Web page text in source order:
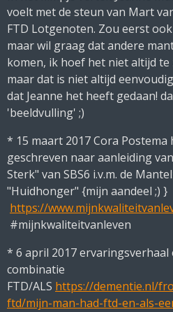
voelt met de steun van Mart
FTD Lotgenoten. Zou eerst
maar wil graag dat andere
komen, ik hoef het niet altijd te
maar dat is niet altijd
dat Jeanne het heeft gedaan!
'beeldvulling' ;)
* 15 maart 2017 Cora
geschreven naar aanleiding
Sterk" van SBS6 i.v.m. de
"Huidhonger" {mijn aandeel ;) }
https://
#mijnkwaliteitvanleven
* 6 april 2017 ervaringsverhaal
combinatie
FTD/ALS https://dementie.nl/
ftd/mijn-man-had-ftd-en-als-